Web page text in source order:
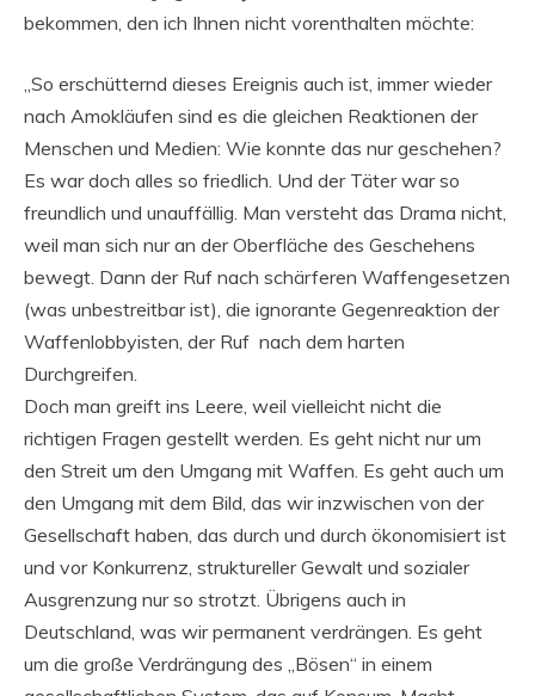
bekommen, den ich Ihnen nicht vorenthalten möchte:
„So erschütternd dieses Ereignis auch ist, immer wieder
nach Amokläufen sind es die gleichen Reaktionen der
Menschen und Medien: Wie konnte das nur geschehen?
Es war doch alles so friedlich. Und der Täter war so
freundlich und unauffällig. Man versteht das Drama nicht,
weil man sich nur an der Oberfläche des Geschehens
bewegt. Dann der Ruf nach schärferen Waffengesetzen
(was unbestreitbar ist), die ignorante Gegenreaktion der
Waffenlobbyisten, der Ruf nach dem harten
Durchgreifen.
Doch man greift ins Leere, weil vielleicht nicht die
richtigen Fragen gestellt werden. Es geht nicht nur um
den Streit um den Umgang mit Waffen. Es geht auch um
den Umgang mit dem Bild, das wir inzwischen von der
Gesellschaft haben, das durch und durch ökonomisiert ist
und vor Konkurrenz, struktureller Gewalt und sozialer
Ausgrenzung nur so strotzt. Übrigens auch in
Deutschland, was wir permanent verdrängen. Es geht
um die große Verdrängung des „Bösen“ in einem